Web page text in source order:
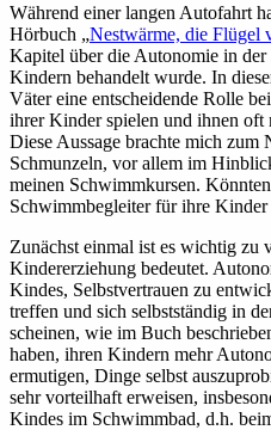
Während einer langen Autofahrt
Hörbuch „Nestwärme, die Flügel
Kapitel über die Autonomie in
Kindern behandelt wurde. In
Väter eine entscheidende Rolle
ihrer Kinder spielen und ihnen oft
Diese Aussage brachte mich zum
Schmunzeln, vor allem im
meinen Schwimmkursen.
Schwimmbegleiter für ihre Kinder
Zunächst einmal ist es wichtig zu
Kindererziehung bedeutet.
Kindes, Selbstvertrauen zu
treffen und sich selbstständig in
scheinen, wie im Buch
haben, ihren Kindern mehr
ermutigen, Dinge selbst
sehr vorteilhaft erweisen,
Kindes im Schwimmbad, d.h.